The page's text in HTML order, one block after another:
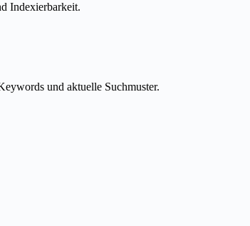
Indexierbarkeit.
und aktuelle Suchmuster.